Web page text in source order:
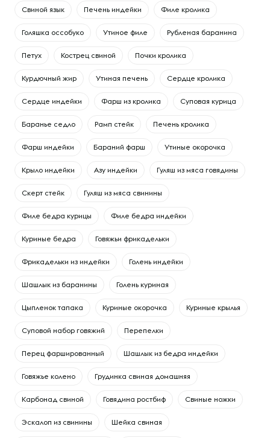
Свиной язык Печень индейки Филе кролика
Голяшка оссобуко Утиное филе Рубленая баранина
Петух Кострец свиной Почки кролика
Курдючный жир Утиная печень Сердце кролика
Сердце индейки Фарш из кролика Суповая курица
Баранье седло Рамп стейк Печень кролика
Фарш индейки Бараний фарш Утиные окорочка
Крыло индейки Азу индейки Гуляш из мяса говядины
Скерт стейк Гуляш из мяса свинины
Филе бедра курицы Филе бедра индейки
Куриные бедра Говяжьи фрикадельки
Фрикадельки из индейки Голень индейки
Шашлык из баранины Голень куриная
Цыпленок тапака Куриные окорочка Куриные крылья
Суповой набор говяжий Перепелки
Перец фаршированный Шашлык из бедра индейки
Говяжье колено Грудинка свиная домашняя
Карбонад свиной Говядина ростбиф Свиные ножки
Эскалоп из свинины Шейка свиная